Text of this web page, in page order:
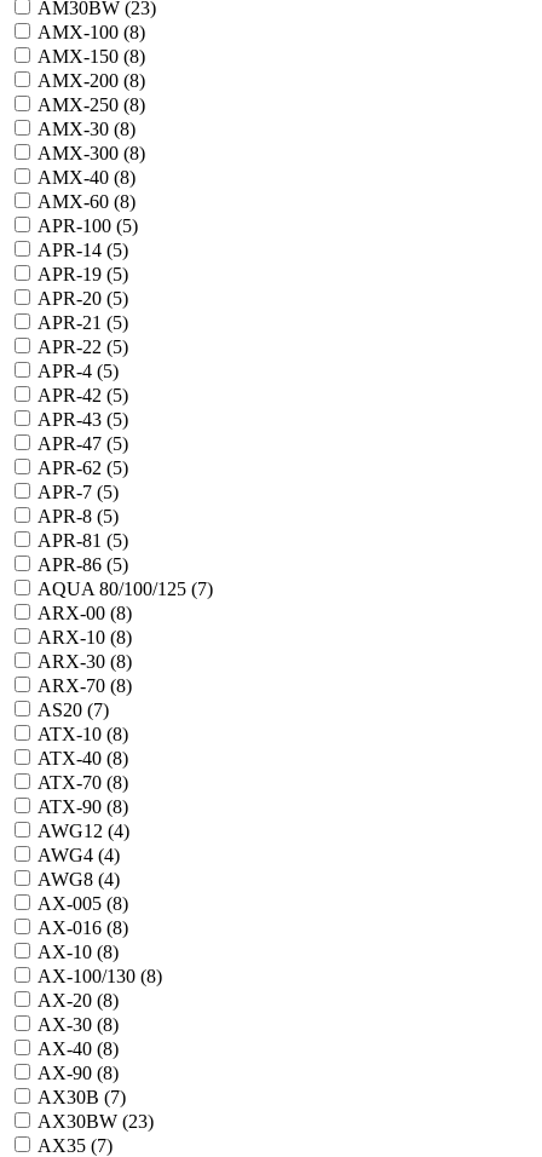
AM30BW (23)
AMX-100 (8)
AMX-150 (8)
AMX-200 (8)
AMX-250 (8)
AMX-30 (8)
AMX-300 (8)
AMX-40 (8)
AMX-60 (8)
APR-100 (5)
APR-14 (5)
APR-19 (5)
APR-20 (5)
APR-21 (5)
APR-22 (5)
APR-4 (5)
APR-42 (5)
APR-43 (5)
APR-47 (5)
APR-62 (5)
APR-7 (5)
APR-8 (5)
APR-81 (5)
APR-86 (5)
AQUA 80/100/125 (7)
ARX-00 (8)
ARX-10 (8)
ARX-30 (8)
ARX-70 (8)
AS20 (7)
ATX-10 (8)
ATX-40 (8)
ATX-70 (8)
ATX-90 (8)
AWG12 (4)
AWG4 (4)
AWG8 (4)
AX-005 (8)
AX-016 (8)
AX-10 (8)
AX-100/130 (8)
AX-20 (8)
AX-30 (8)
AX-40 (8)
AX-90 (8)
AX30B (7)
AX30BW (23)
AX35 (7)